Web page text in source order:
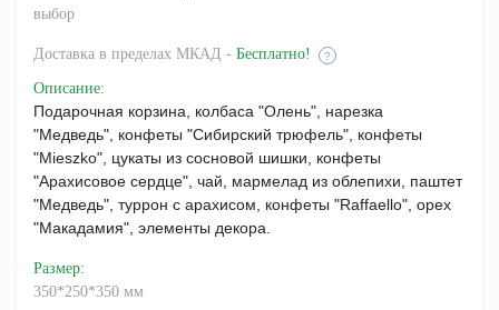
выбор
Доставка в пределах МКАД - Бесплатно! ?
Описание:
Подарочная корзина, колбаса "Олень", нарезка
"Медведь", конфеты "Сибирский трюфель", конфеты
"Mieszko", цукаты из сосновой шишки, конфеты
"Арахисовое сердце", чай, мармелад из облепихи, паштет
"Медведь", туррон с арахисом, конфеты "Raffaello", орех
"Макадамия", элементы декора.
Размер:
350*250*350 мм